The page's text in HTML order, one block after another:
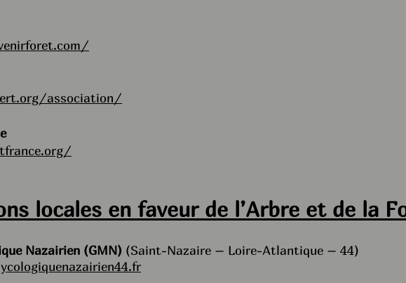
association/
locales en faveur de l’Arbre et de la
Nazairien (GMN) (Saint-Nazaire – Loire-Atlantique – 44)